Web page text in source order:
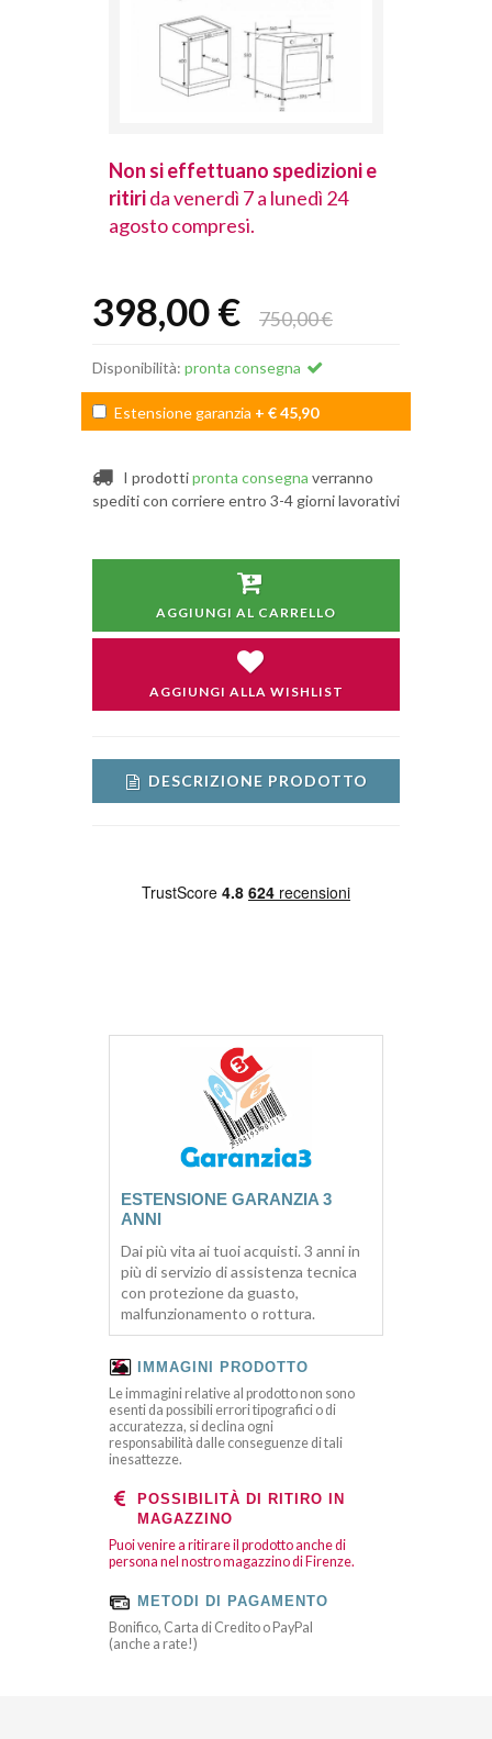
Non si effettuano spedizioni e
ritirida venerdì 7 a lunedì 24
agosto compresi.
398,00 € 750,00 €
Disponibilità: pronta consegna
Estensione garanzia + € 45,90
I prodottipronta consegna verranno
spediti con corriere entro 3-4 giorni lavorativi
AGGIUNGI AL CARRELLO
AGGIUNGI ALLA WISHLIST
DESCRIZIONE PRODOTTO
ESTENSIONE GARANZIA 3
ANNI
Dai più vita ai tuoi acquisti. 3 anni in
più di servizio di assistenza tecnica
con protezione da guasto,
malfunzionamento o rottura.
IMMAGINI PRODOTTO
Le immagini relative al prodotto non sono
esenti da possibili errori tipografici o di
accuratezza, si declina ogni
responsabilità dalle conseguenze di tali
inesattezze.
POSSIBILITÀ DI RITIRO IN
MAGAZZINO
Puoi venire a ritirare il prodotto anche di
persona nel nostro magazzino di Firenze.
METODI DI PAGAMENTO
Bonifico, Carta di Credito o PayPal
(anche a rate!)